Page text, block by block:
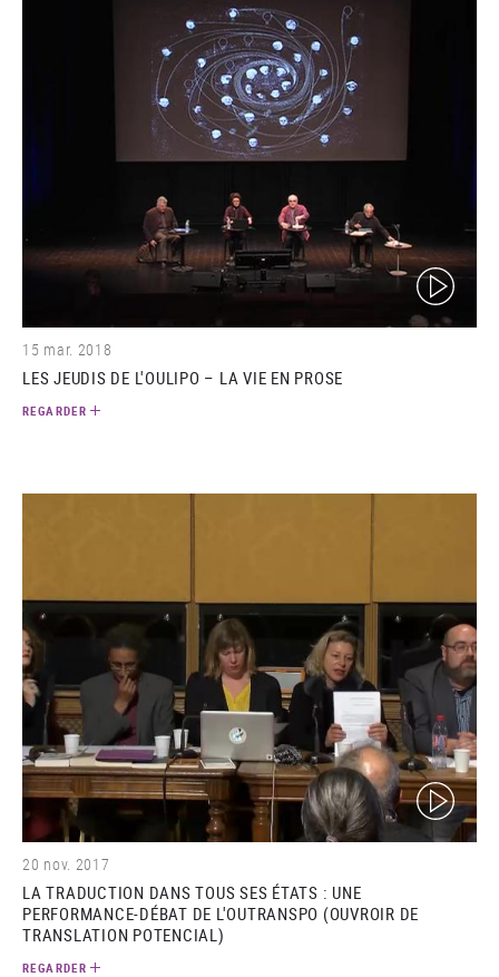
(video)
15 mar. 2018
LES JEUDIS DE L'OULIPO – LA VIE EN PROSE
REGARDER
(video)
20 nov. 2017
LA TRADUCTION DANS TOUS SES ÉTATS : UNE
PERFORMANCE-DÉBAT DE L'OUTRANSPO (OUVROIR DE
TRANSLATION POTENCIAL)
REGARDER